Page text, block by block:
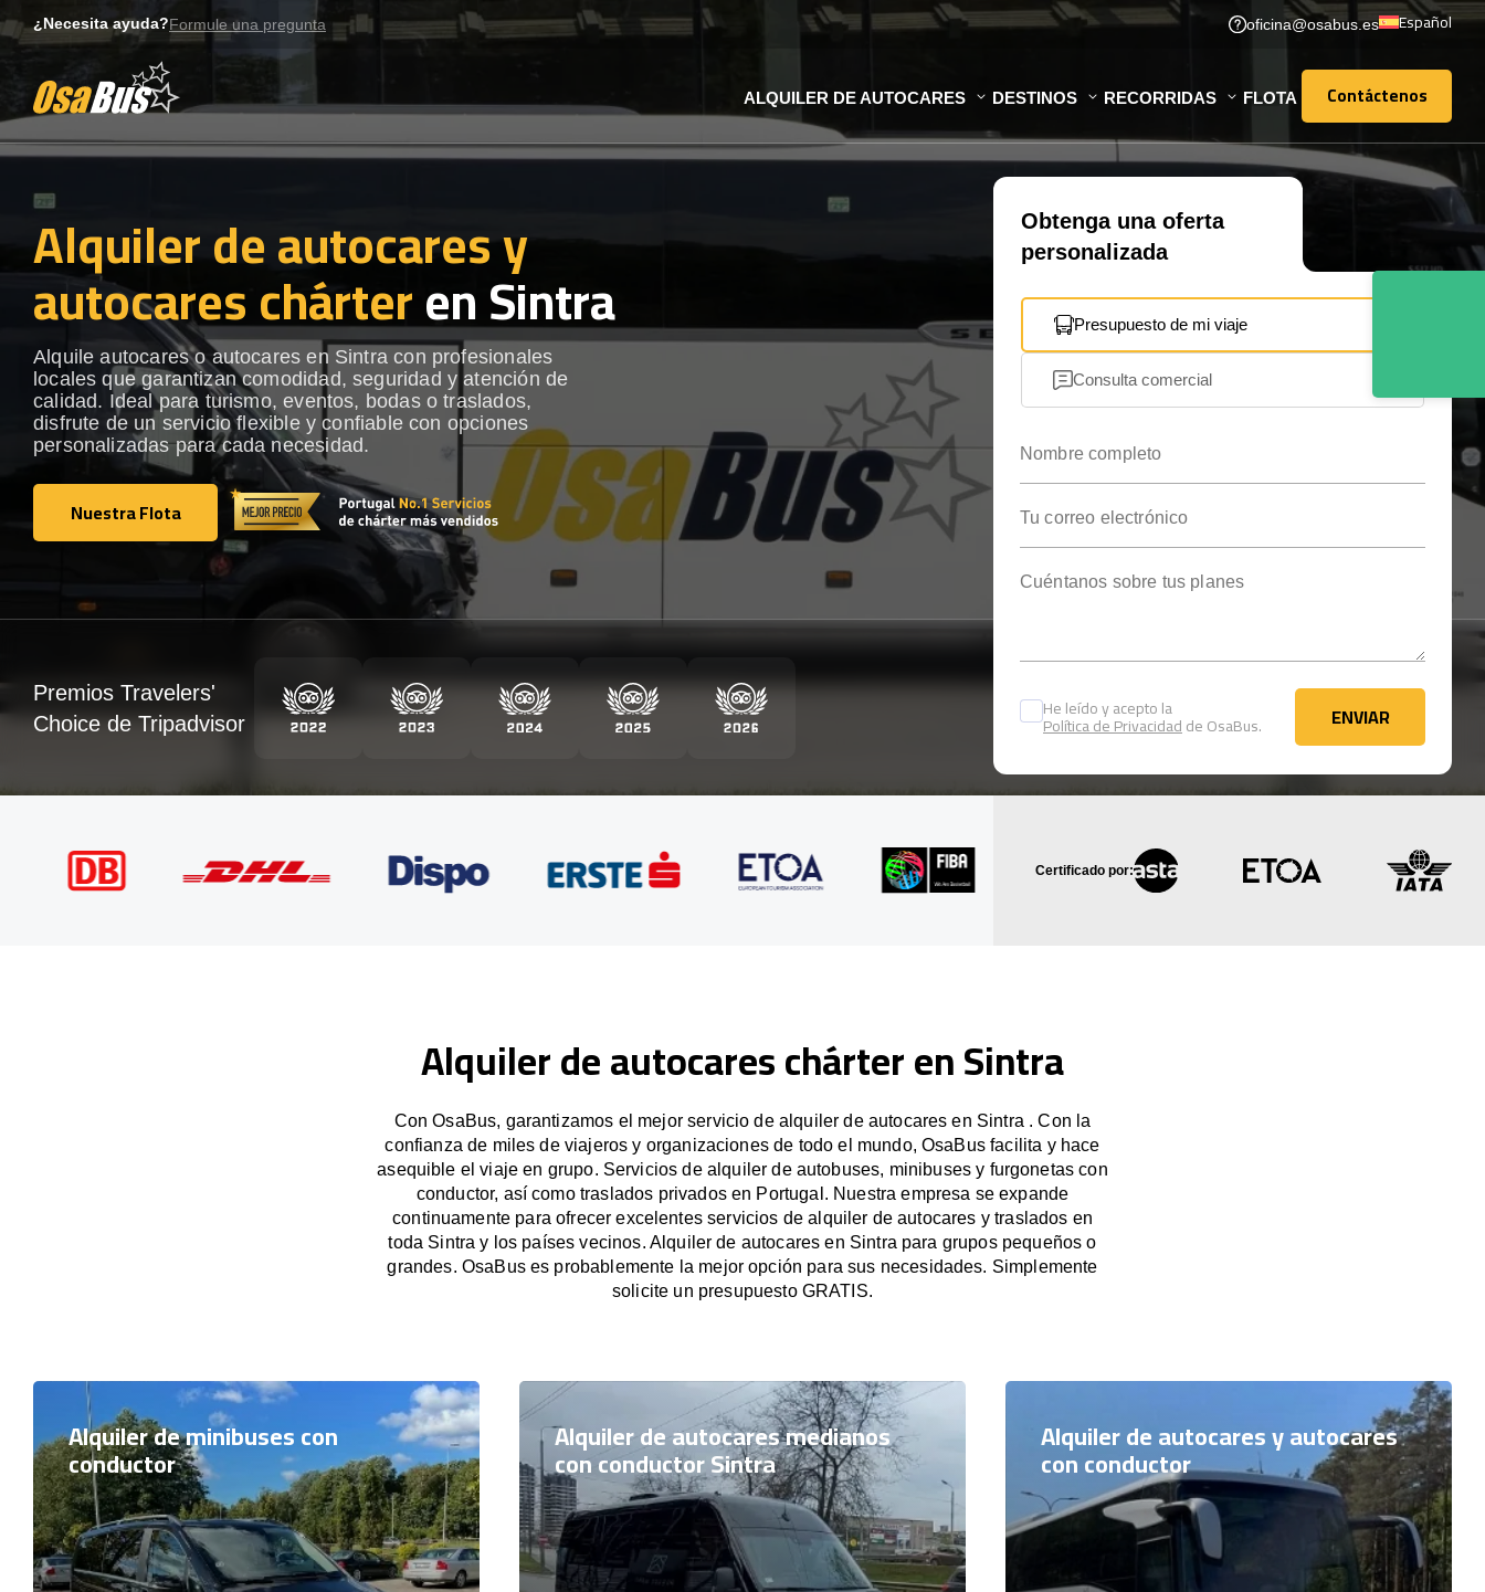
to
¿Necesita ayuda?Formule una pregunta oficina@osabus.es Español
ALQUILER DE AUTOCARES DESTINOS RECORRIDAS FLOTA Contáctenos
Contáctenos
Alquiler de autocares y
autocares chárteren Sintra
Alquile autocares o autocares en Sintra con profesionales
locales que garantizan comodidad, seguridad y atención de
calidad. Ideal para turismo, eventos, bodas o traslados,
disfrute de un servicio flexible y confiable con opciones
personalizadas para cada necesidad.
Nuestra Flota
Nuestra Flota
Obtenga una oferta
personalizada
Presupuesto de mi viaje
Consulta comercial
He leído y acepto la
Política de Privacidadde OsaBus. ENVIAR
ENVIAR
Premios Travelers'
Choice de Tripadvisor
Certificado por:
Alquiler de autocares chárter en Sintra
Con OsaBus, garantizamos el mejor servicio de alquiler de autocares en Sintra . Con la
confianza de miles de viajeros y organizaciones de todo el mundo, OsaBus facilita y hace
asequible el viaje en grupo. Servicios de alquiler de autobuses, minibuses y furgonetas con
conductor, así como traslados privados en Portugal. Nuestra empresa se expande
continuamente para ofrecer excelentes servicios de alquiler de autocares y traslados en
toda Sintra y los países vecinos. Alquiler de autocares en Sintra para grupos pequeños o
grandes. OsaBus es probablemente la mejor opción para sus necesidades. Simplemente
solicite un presupuesto GRATIS.
Alquiler de minibuses con
conductor
Alquiler de autocares medianos
con conductor Sintra
Alquiler de autocares y autocares
con conductor